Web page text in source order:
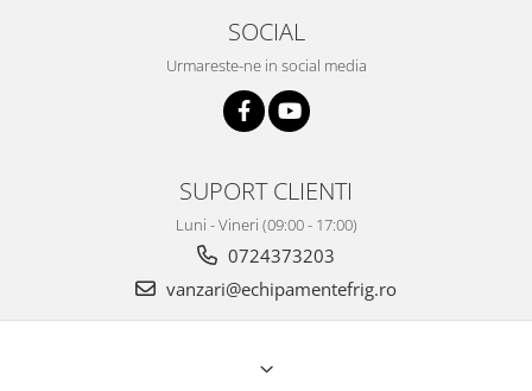
SOCIAL
Urmareste-ne in social media
SUPORT CLIENTI
Luni - Vineri (09:00 - 17:00)
0724373203
vanzari@echipamentefrig.ro